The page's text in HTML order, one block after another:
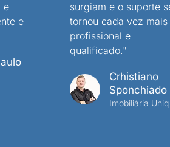
e
e
surgiam e o suporte
tornou cada vez mais
profissional e
qualificado."
Crhistiano
Sponchiado
Imobiliária Uniq